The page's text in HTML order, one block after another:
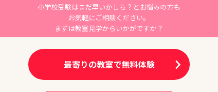
小学校受験はまだ早いかしら？とお悩みの方も
お気軽にご相談ください。
まずは教室見学からいかがですか？
最寄りの教室で無料体験